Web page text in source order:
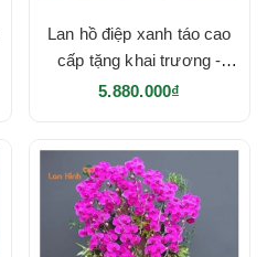
Lan hồ điệp xanh táo cao
cấp tặng khai trương -
HD616
5.880.000₫